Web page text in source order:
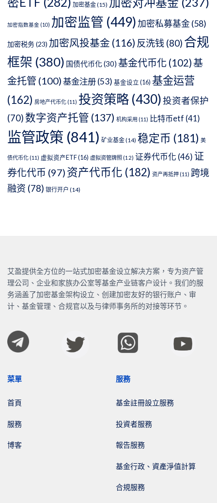
加密基金(15)
加密指数基金 (10) 加密监管 (449) 加密私募基金(58)
加密税务(23) 加密风投基金 (116) 反洗钱 (80) 合规
框架 (380) 国债代币化(30) 基金代币化 (102) 基
金托管 (100)基金注册(53) 基金设立 (16) 基金运营
(162) 房地产代币化 (11) 投资策略 (430)投资者保护
(70) 数字资产托管 (137) 机构采用 (11) 比特币etf (41)
监管政策 (841) 矿业基金(14) 稳定币 (181) 美
债代币化 (11) 虚拟资产ETF(16) 虚拟资管牌照 (12) 证券代币化 (46) 证
券化代币 (97) 资产代币化 (182) 资产再抵押 (11) 跨境
融资 (78) 银行开户 (14)
艾盈提供全方位的一站式加密基金设立解决方案，专为资产管
理公司、企业和家族办公室等基金产业链客户设计。我们的服
务涵盖了加密基金架构设立、创建加密友好的银行账户、审
计、基金管理、合规官以及与律师事务所的对接等环节。
菜單
首頁
服務
博客
服務
基金註冊設立服務
投資者服務
報告服務
基金行政、資產淨值計算
合規服務